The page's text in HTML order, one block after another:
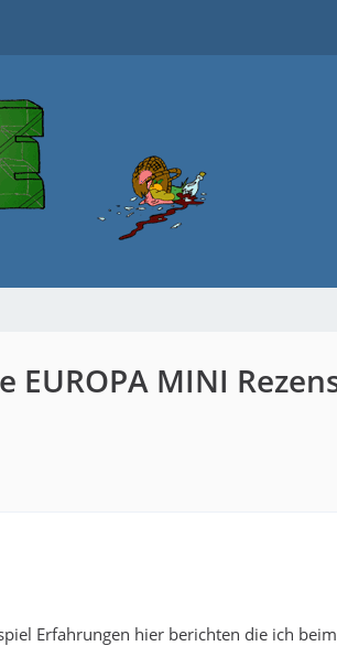
MINI
Erfahrungen hier berichten die ich